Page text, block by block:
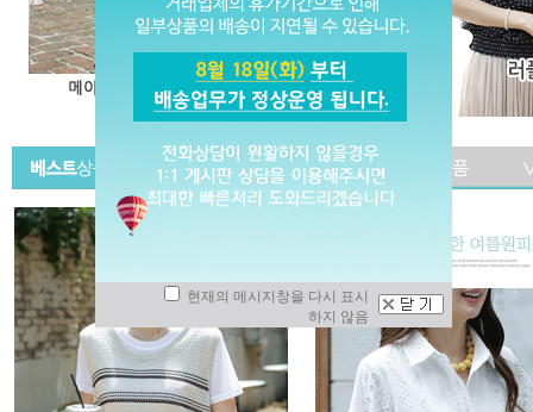
현재의 메시지창을 다시 표시
하지 않음